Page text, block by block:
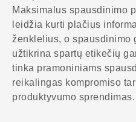
Maksimalus spausdinimo
leidžia kurti plačius
ženklelius, o spausdinimo
užtikrina spartų etikečių
tinka pramoniniams
reikalingas kompromiso
produktyvumo sprendimas.